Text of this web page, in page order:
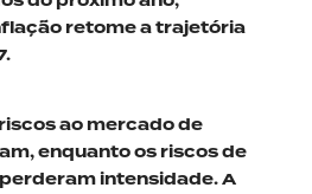
retome a trajetória
ao mercado de
enquanto os riscos de
intensidade. A